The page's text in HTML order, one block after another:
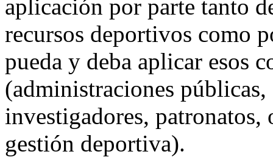
aplicación por parte tanto
recursos deportivos como
pueda y deba aplicar esos
(administraciones
investigadores, patronatos,
gestión deportiva).